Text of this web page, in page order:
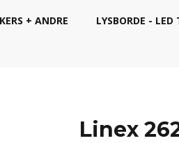
+ ANDRE LYSBORDE - LED
Linex